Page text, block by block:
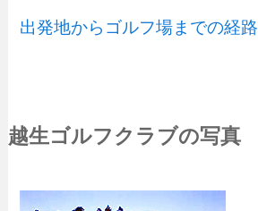
出発地からゴルフ場までの経路
越生ゴルフクラブの写真